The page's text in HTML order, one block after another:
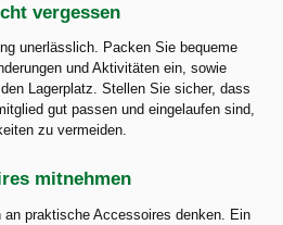
vergessen
unerlässlich. Packen Sie bequeme
und Aktivitäten ein, sowie
Lagerplatz. Stellen Sie sicher, dass
gut passen und eingelaufen sind,
zu vermeiden.
mitnehmen
praktische Accessoires denken. Ein